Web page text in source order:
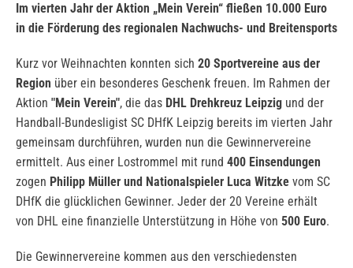
Im vierten Jahr der Aktion „Mein Verein“ fließen 10.000 Euro
in die Förderung des regionalen Nachwuchs- und Breitensports
Kurz vor Weihnachten konnten sich 20 Sportvereine aus der
Region über ein besonderes Geschenk freuen. Im Rahmen der
Aktion "Mein Verein", die das DHL Drehkreuz Leipzig und der
Handball-Bundesligist SC DHfK Leipzig bereits im vierten Jahr
gemeinsam durchführen, wurden nun die Gewinnervereine
ermittelt. Aus einer Lostrommel mit rund 400 Einsendungen
zogen Philipp Müller und Nationalspieler Luca Witzke vom SC
DHfK die glücklichen Gewinner. Jeder der 20 Vereine erhält
von DHL eine finanzielle Unterstützung in Höhe von 500 Euro.
Die Gewinnervereine kommen aus den verschiedensten